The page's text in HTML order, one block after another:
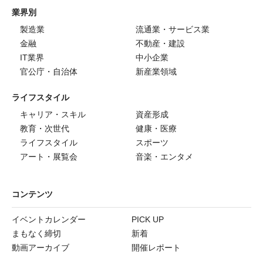
業界別
製造業
流通業・サービス業
金融
不動産・建設
IT業界
中小企業
官公庁・自治体
新産業領域
ライフスタイル
キャリア・スキル
資産形成
教育・次世代
健康・医療
ライフスタイル
スポーツ
アート・展覧会
音楽・エンタメ
コンテンツ
イベントカレンダー
PICK UP
まもなく締切
新着
動画アーカイブ
開催レポート